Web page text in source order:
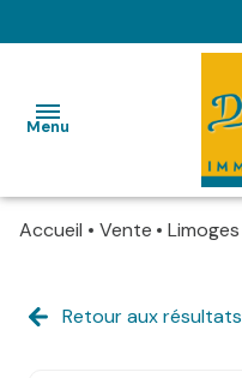
Menu
LOCATIONS
Accueil Vente Limoges
Retour aux résultats